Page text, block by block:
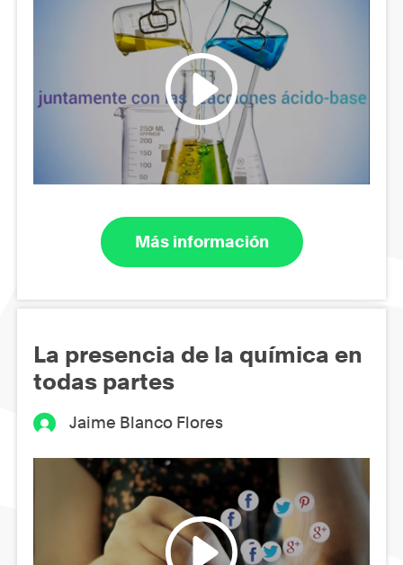
Más información
La presencia de la química en
todas partes
Jaime Blanco Flores